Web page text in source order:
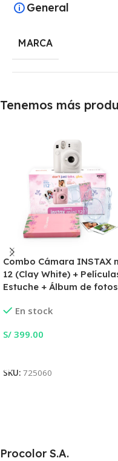
General
MARCA
Tenemos más
Combo Cámara INSTAX
12 (Clay White) +
Estuche + Álbum de fotos
En stock
S/ 399.00
SKU: 725060
Procolor S.A.